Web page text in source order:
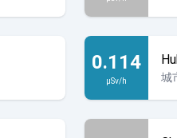
0.114
µSv/h 城